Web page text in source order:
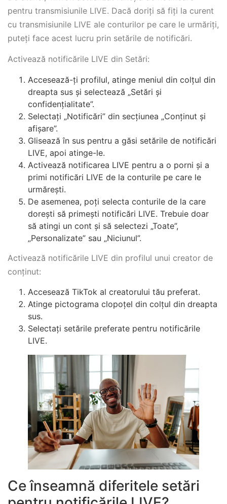
pentru transmisiunile LIVE. Dacă doriți să fiți la curent
cu transmisiunile LIVE ale conturilor pe care le urmăriți,
puteți face acest lucru prin setările de notificări.
Activează notificările LIVE din Setări:
Accesează-ți profilul, atinge meniul din colțul din
dreapta sus și selectează „Setări și
confidențialitate”.
Selectați „Notificări” din secțiunea „Conținut și
afișare”.
Glisează în sus pentru a găsi setările de notificări
LIVE, apoi atinge-le.
Activează notificarea LIVE pentru a o porni și a
primi notificări LIVE de la conturile pe care le
urmărești.
De asemenea, poți selecta conturile de la care
dorești să primești notificări LIVE. Trebuie doar
să atingi un cont și să selectezi „Toate”,
„Personalizate” sau „Niciunul”.
Activează notificările LIVE din profilul unui creator de
conținut:
Accesează TikTok al creatorului tău preferat.
Atinge pictograma clopoțel din colțul din dreapta
sus.
Selectați setările preferate pentru notificările
LIVE.
Ce înseamnă diferitele setări